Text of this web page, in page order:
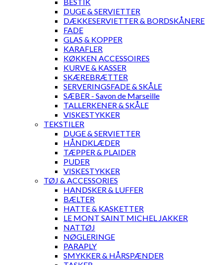
DUGE & SERVIETTER
DÆKKESERVIETTER & BORDSKÅNERE
FADE
GLAS & KOPPER
KARAFLER
KØKKEN ACCESSOIRES
KURVE & KASSER
SKÆREBRÆTTER
SERVERINGSFADE & SKÅLE
SÆBER - Savon de Marseille
TALLERKENER & SKÅLE
VISKESTYKKER
TEKSTILER
DUGE & SERVIETTER
HÅNDKLÆDER
TÆPPER & PLAIDER
PUDER
VISKESTYKKER
TØJ & ACCESSORIES
HANDSKER & LUFFER
BÆLTER
HATTE & KASKETTER
LE MONT SAINT MICHEL JAKKER
NATTØJ
NØGLERINGE
PARAPLY
SMYKKER & HÅRSPÆNDER